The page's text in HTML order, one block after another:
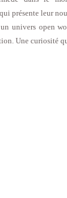
qui présente leur
univers open
Une curiosité